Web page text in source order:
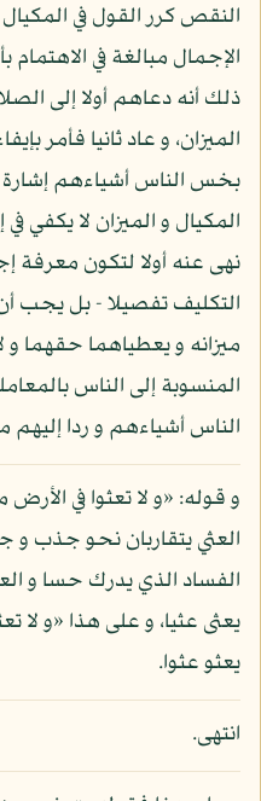
النقص كرر القول في
الإجمال مبالغة في
ذلك أنه دعاهم أولا إلى
الميزان، و عاد ثانيا فأمر
بخس الناس أشياءهم
المكيال و الميزان لا يكفي
نهى عنه أولا لتكون معرفة
التكليف تفصيلا - بل يجب أن
ميزانه و يعطياهما حقهما و
المنسوبة إلى الناس
الناس أشياءهم و ردا
و قوله: «و لا تعثوا في
العثي يتقاربان نحو جذب و
الفساد الذي يدرك حسا و
يعثى عثيا، و على هذا «و لا
يعثو عثوا.
انتهى.